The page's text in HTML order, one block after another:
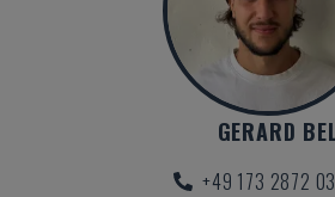
GERARD
+49 173 2872